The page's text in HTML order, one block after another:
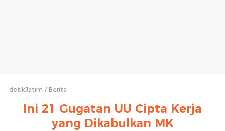
detikJatim Berita
Ini 21 Gugatan UU Cipta Kerja
yang Dikabulkan MK